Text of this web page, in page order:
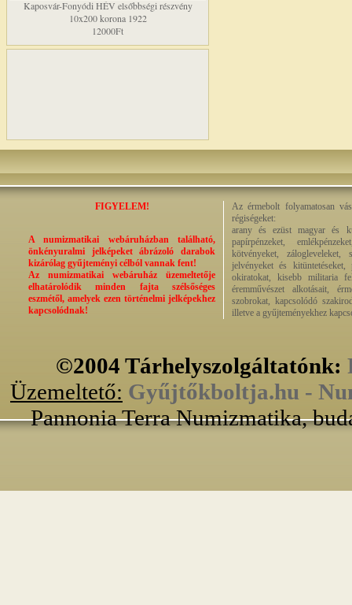
Kaposvár-Fonyódi HÉV elsőbbségi részvény
10x200 korona 1922
12000Ft
FIGYELEM!
A numizmatikai webáruházban található,
önkényuralmi jelképeket ábrázoló darabok
kizárólag gyűjteményi célból vannak fent!
Az numizmatikai webáruház üzemeltetője
elhatárolódik minden fajta szélsőséges
eszmétől, amelyek ezen történelmi jelképekhez
kapcsolódnak!
Az érmebolt folyamatosan
régiségeket:
arany és ezüst magyar és
papírpénzeket,
kötvényeket,
jelvényeket és kitüntetéseket,
okiratokat, kisebb militaria
éremművészet alkotásait,
szobrokat, kapcsolódó
illetve a gyűjteményekhez
©2004 Tárhelyszolgáltatónk:
Üzemeltető: Gyűjtőkboltja.hu -
Pannonia Terra Numizmatika,